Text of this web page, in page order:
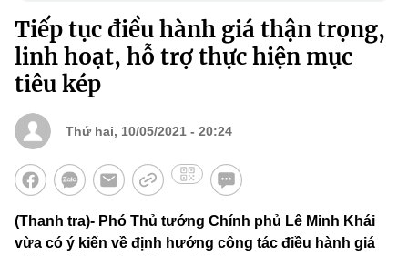
Tiếp tục điều hành giá thận trọng,
linh hoạt, hỗ trợ thực hiện mục
tiêu kép
Thứ hai, 10/05/2021 - 20:24
(Thanh tra)- Phó Thủ tướng Chính phủ Lê Minh Khái
vừa có ý kiến về định hướng công tác điều hành giá